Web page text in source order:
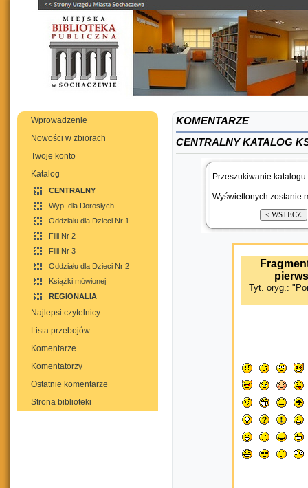
Wprowadzenie
Nowości w zbiorach
Twoje konto
Katalog
CENTRALNY
Wyp. dla Dorosłych
Oddziału dla Dzieci Nr 1
Filii Nr 2
Filii Nr 3
Oddziału dla Dzieci Nr 2
Książki mówionej
REGIONALIA
Najlepsi czytelnicy
Lista przebojów
Komentarze
Komentatorzy
Ostatnie komentarze
Strona biblioteki
KOMENTARZE
CENTRALNY KATALOG
Przeszukiwanie
Wyświetlonych zostanie
Tyt. oryg.: